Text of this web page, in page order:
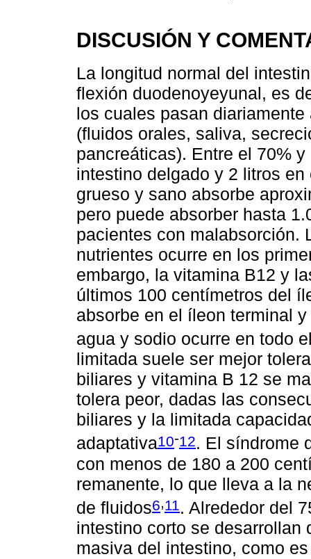
DISCUSIÓN Y
La longitud normal del
flexión duodenoyeyunal, es
los cuales pasan
(fluidos orales, saliva,
pancreáticas). Entre el 70%
intestino delgado y 2 litros
grueso y sano absorbe
pero puede absorber hasta
pacientes con malabsorción.
nutrientes ocurre en los
embargo, la vitamina B12 y
últimos 100 centímetros del
absorbe en el íleon terminal
agua y sodio ocurre en todo
limitada suele ser mejor
biliares y vitamina B 12 se
tolera peor, dadas las
biliares y la limitada
adaptativa10-12. El síndrome
con menos de 180 a 200
remanente, lo que lleva a la
de fluidos6,11. Alrededor del
intestino corto se desarrollan
masiva del intestino, como